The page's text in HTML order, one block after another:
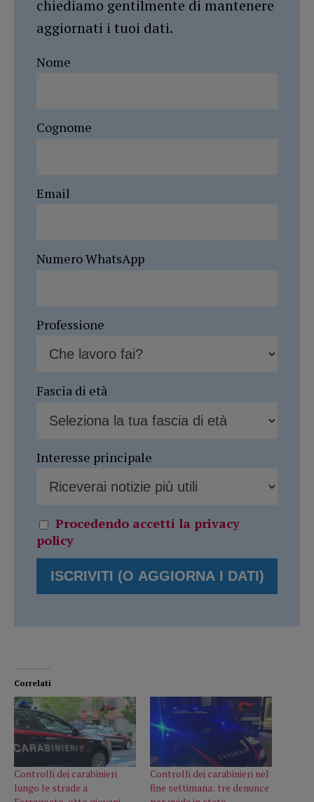
chiediamo gentilmente di mantenere
aggiornati i tuoi dati.
Nome
Cognome
Email
Numero WhatsApp
Professione
Fascia di età
Interesse principale
Procedendo accetti la privacy
policy
Correlati
Controlli dei carabinieri
lungo le strade a
Controlli dei carabinieri nel
fine settimana: tre denunce